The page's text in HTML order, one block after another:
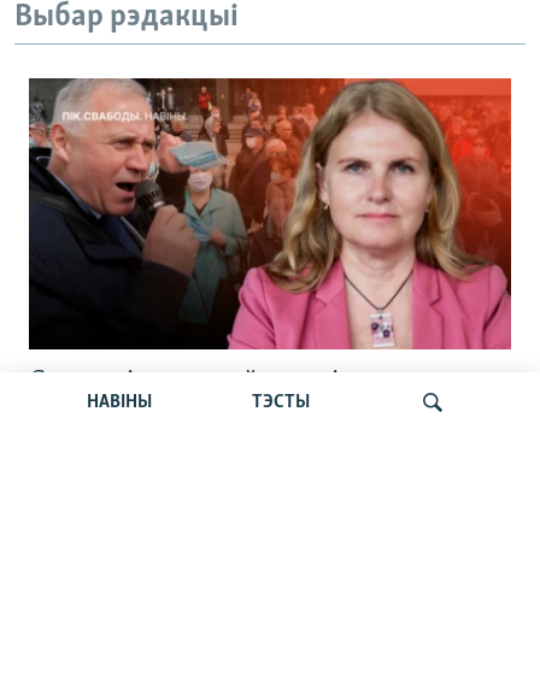
НАВІНЫ ТЭСТЫ
Выбар рэдакцыі
Статкевіч раскрыў дэталі
вызваленьня. Сьпёка б’е рэкорды.